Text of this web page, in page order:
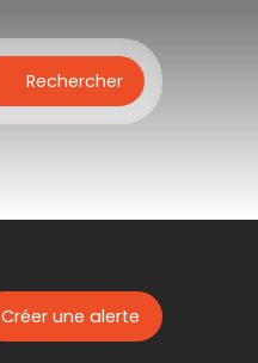
Rechercher
Créer une alerte